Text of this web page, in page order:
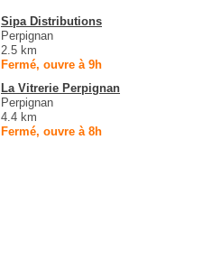
Sipa Distributions
Perpignan
2.5 km
Fermé, ouvre à 9h
La Vitrerie Perpignan
Perpignan
4.4 km
Fermé, ouvre à 8h